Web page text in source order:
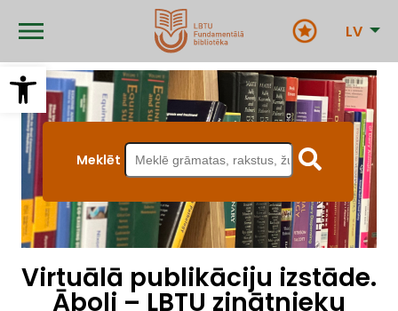
Open toolbar
galveno LV
Meklēt
Virtuālā publikāciju izstāde.
Āboli – LBTU zinātnieku